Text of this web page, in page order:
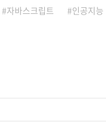
자바스크립트 인공지능